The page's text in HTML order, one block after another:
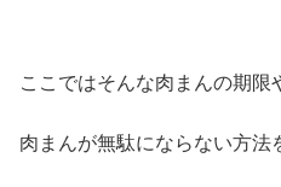
ここではそんな肉まんの期限
肉まんが無駄にならない方法